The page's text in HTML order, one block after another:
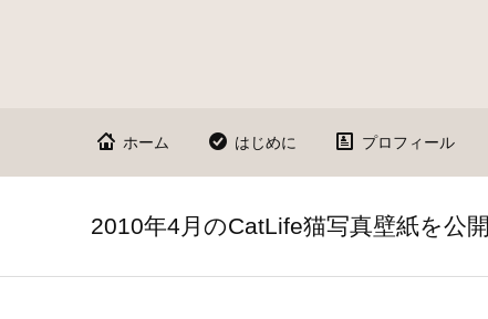
ホーム はじめに プロフィール
2010年4月のCatLife猫写真壁紙を公開